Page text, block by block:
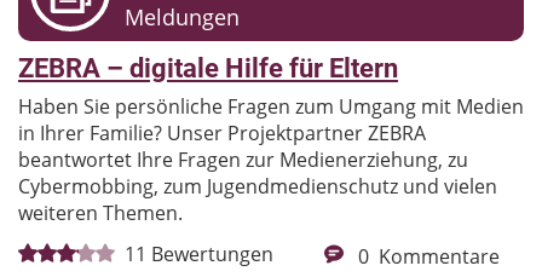
Meldungen
ZEBRA – digitale Hilfe für Eltern
Haben Sie persönliche Fragen zum Umgang mit Medien
in Ihrer Familie? Unser Projektpartner ZEBRA
beantwortet Ihre Fragen zur Medienerziehung, zu
Cybermobbing, zum Jugendmedienschutz und vielen
weiteren Themen.
11 Bewertungen 0 Kommentare